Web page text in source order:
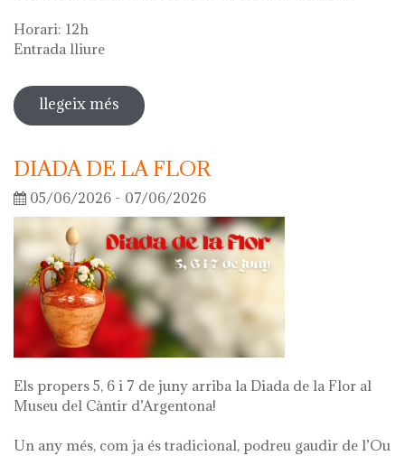
Horari: 12h
Entrada lliure
llegeix més sobre visita guiada a l'exposició 'el
que queda de mi'
DIADA DE LA FLOR
05/06/2026 - 07/06/2026
Els propers 5, 6 i 7 de juny arriba la Diada de la Flor al
Museu del Càntir d’Argentona!
Un any més, com ja és tradicional, podreu gaudir de l’Ou